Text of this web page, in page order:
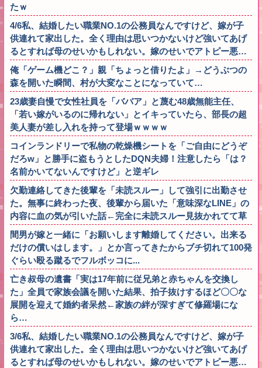
たｗ
4/6私、結婚したい職業NO.1の公務員なんですけど、嫁が子
供連れて家出した。全く理由は思いつかないけど強いてあげ
るとすれば母のせいかもしれない。嫁のせいでアトピー悪…
俺「ゲーム機どこ？」親「ちょっと借りたよ」→どうぶつの
森を開いた瞬間、村が大変なことになっていて…
23歳妻自慢で女性社員を「ババア」と蔑む48歳無能主任、
「若い嫁がいるのに帰れない」とイキっていたら、部長の超
美人妻が差し入れを持って登場ｗｗｗｗ
コインランドリーで私物の乾燥機シートを「ご自由にどうぞ
だろw」と勝手に盗もうとしたDQN夫婦！注意したら「は？
名前かいてないんですけど」と逆ギレ
欠勤連絡してきた後輩を「未読スルー」して強引に出勤させ
た。無事に終わった夜、後輩から届いた「意味深なLINE」の
内容に血の気が引いた話←完全に未読スルー見抜かれてて草
間男が嫁と一緒に「お願いします離婚してください。出来る
だけの償いはします。」とか言ってきたからブチ切れて100発
ぐらい殴る蹴るでフルボッコに...
亡き叔母の遺書「実は17年前に従兄弟と赤ちゃんを交換し
た」全員で家族会議を開いた結果、拍子抜けするほど〇〇な
展開を迎えて婚約者呆然←家族の絆が深すぎて修羅場にな
ら…
3/6私、結婚したい職業NO.1の公務員なんですけど、嫁が子
供連れて家出した。全く理由は思いつかないけど強いてあげ
るとすれば母のせいかもしれない。嫁のせいでアトピー悪…